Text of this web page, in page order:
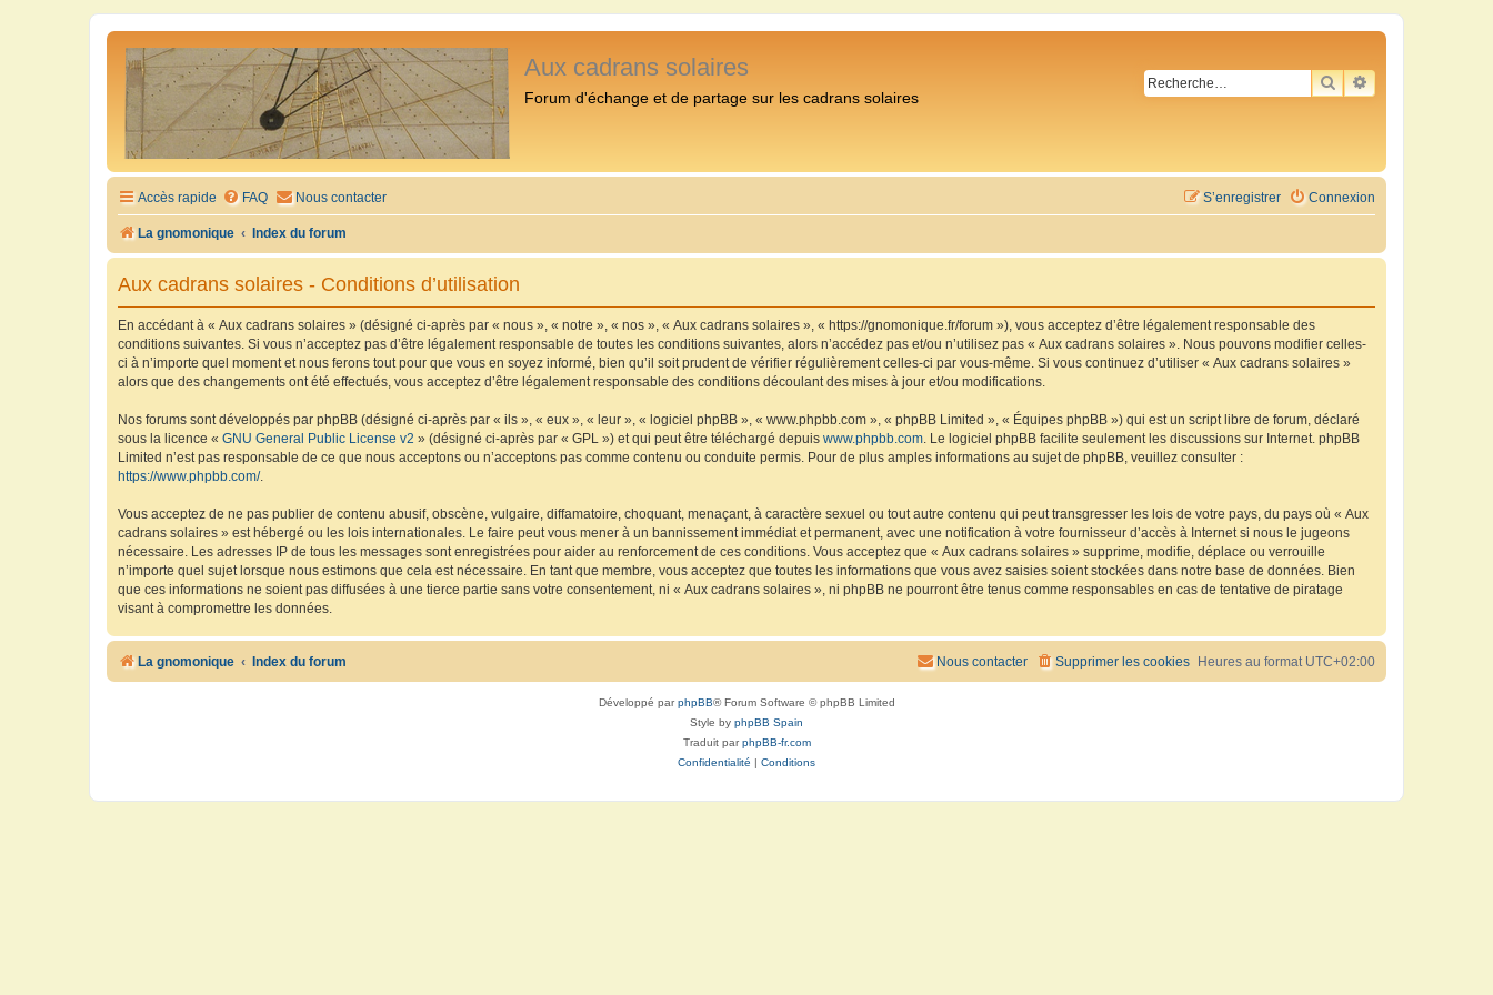
Aux cadrans solaires
Forum d'échange et de partage sur les cadrans solaires
RECHERCHER
RECHERCHE
Accès rapide FAQ Nous contacter Connexion
S’enregistrer
La gnomonique Index du forum
Aux cadrans solaires - Conditions d’utilisation
En accédant à « Aux cadrans solaires » (désigné ci-après par « nous », « notre », « nos », « Aux cadrans solaires », « https://gnomonique.fr/forum »), vous acceptez d’être légalement responsable des
conditions suivantes. Si vous n’acceptez pas d’être légalement responsable de toutes les conditions suivantes, alors n’accédez pas et/ou n’utilisez pas « Aux cadrans solaires ». Nous pouvons modifier celles-
ci à n’importe quel moment et nous ferons tout pour que vous en soyez informé, bien qu’il soit prudent de vérifier régulièrement celles-ci par vous-même. Si vous continuez d’utiliser « Aux cadrans solaires »
alors que des changements ont été effectués, vous acceptez d’être légalement responsable des conditions découlant des mises à jour et/ou modifications.
Nos forums sont développés par phpBB (désigné ci-après par « ils », « eux », « leur », « logiciel phpBB », « www.phpbb.com », « phpBB Limited », « Équipes phpBB ») qui est un script libre de forum, déclaré
sous la licence « GNU General Public License v2 » (désigné ci-après par « GPL ») et qui peut être téléchargé depuis www.phpbb.com. Le logiciel phpBB facilite seulement les discussions sur Internet. phpBB
Limited n’est pas responsable de ce que nous acceptons ou n’acceptons pas comme contenu ou conduite permis. Pour de plus amples informations au sujet de phpBB, veuillez consulter :
https://www.phpbb.com/.
Vous acceptez de ne pas publier de contenu abusif, obscène, vulgaire, diffamatoire, choquant, menaçant, à caractère sexuel ou tout autre contenu qui peut transgresser les lois de votre pays, du pays où « Aux
cadrans solaires » est hébergé ou les lois internationales. Le faire peut vous mener à un bannissement immédiat et permanent, avec une notification à votre fournisseur d’accès à Internet si nous le jugeons
nécessaire. Les adresses IP de tous les messages sont enregistrées pour aider au renforcement de ces conditions. Vous acceptez que « Aux cadrans solaires » supprime, modifie, déplace ou verrouille
n’importe quel sujet lorsque nous estimons que cela est nécessaire. En tant que membre, vous acceptez que toutes les informations que vous avez saisies soient stockées dans notre base de données. Bien
que ces informations ne soient pas diffusées à une tierce partie sans votre consentement, ni « Aux cadrans solaires », ni phpBB ne pourront être tenus comme responsables en cas de tentative de piratage
visant à compromettre les données.
La gnomonique Index du forum Heures au format UTC+02:00
Supprimer les cookies
Nous contacter
Développé parphpBB® Forum Software © phpBB Limited
Style by phpBB Spain
Traduit parphpBB-fr.com
Confidentialité
Conditions